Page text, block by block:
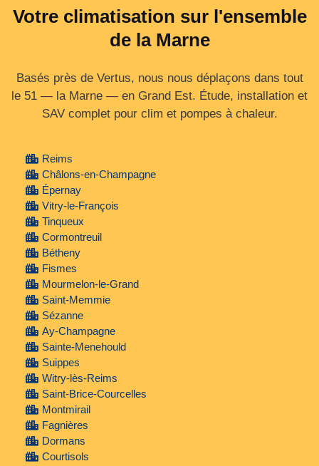
Votre climatisation sur l'ensemble
de la Marne
Basés près de Vertus, nous nous déplaçons dans tout
le 51 — la Marne — en Grand Est. Étude, installation et
SAV complet pour clim et pompes à chaleur.
Reims
Châlons-en-Champagne
Épernay
Vitry-le-François
Tinqueux
Cormontreuil
Bétheny
Fismes
Mourmelon-le-Grand
Saint-Memmie
Sézanne
Ay-Champagne
Sainte-Menehould
Suippes
Witry-lès-Reims
Saint-Brice-Courcelles
Montmirail
Fagnières
Dormans
Courtisols